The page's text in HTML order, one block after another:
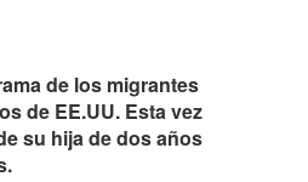
de los migrantes
de EE.UU. Esta vez
su hija de dos años